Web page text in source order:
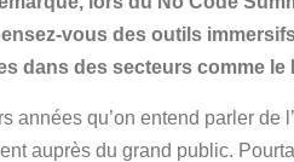
vous des outils
dans des secteurs comme le
années qu’on entend parler de
auprès du grand public.